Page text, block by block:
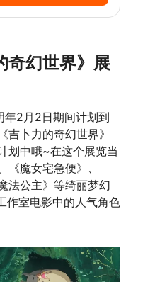
奇幻世界》展
年2月2日期间计划到
吉卜力的奇幻世界》
划中哦~在这个展览当
魔女宅急便》、
法公主》等绮丽梦幻
作室电影中的人气角色